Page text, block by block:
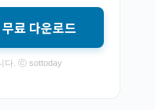
료 다운로드
다. ⓒ sottoday